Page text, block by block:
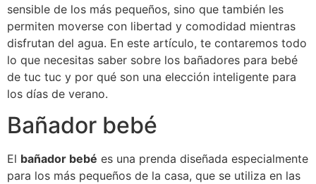
sensible de los más pequeños, sino que también les
permiten moverse con libertad y comodidad mientras
disfrutan del agua. En este artículo, te contaremos todo
lo que necesitas saber sobre los bañadores para bebé
de tuc tuc y por qué son una elección inteligente para
los días de verano.
Bañador bebé
El bañador bebé es una prenda diseñada especialmente
para los más pequeños de la casa, que se utiliza en las